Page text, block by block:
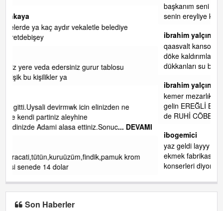
başkanım seni belediye başkanlığında da görmek isteriz
senin ereyliye katkın çok oldu daha da olacaktır
ibrahim yalçınkaya
qaasvalt kansorejen madde mahalle aralarında asvalt döke
döke kaldırımlar ana yoldan aşağıda kaldı bi yağmurda
dükkanları su basacak ma... DEVAMI
ibrahim yalçınkaya
kemer mezarlık altı CİĞİRLİK deniz kenarına giden yola
gelin EREĞLİ BELEDİYESİ o boruları zamanında tüm ereğli
de RUHİ CÖBEKOĞLU
yaz geldi layyy layyy layy lom festivalleri başladı biz halk
ekmek fabrikası kent lokantası diyoruz ağacum yaz
konserleri diyor
Son Haberler